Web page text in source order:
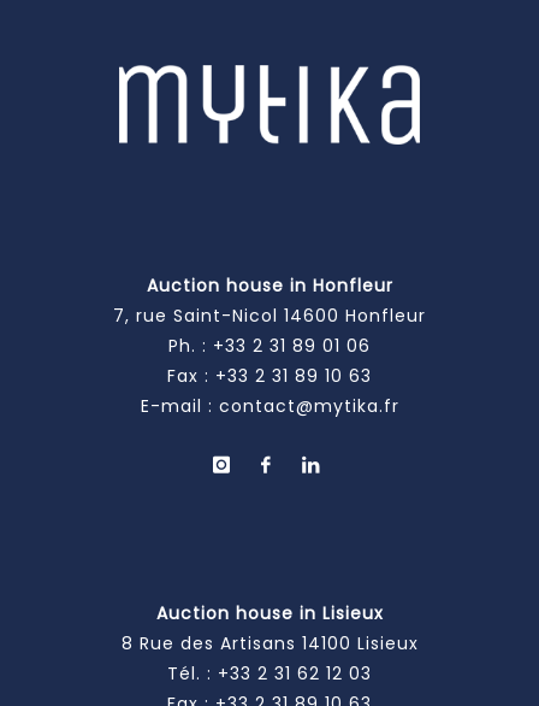
Auction house in Honfleur
7, rue Saint-Nicol 14600 Honfleur
Ph. : +33 2 31 89 01 06
Fax : +33 2 31 89 10 63
E-mail : contact@mytika.fr
Auction house in Lisieux
8 Rue des Artisans 14100 Lisieux
Tél. : +33 2 31 62 12 03